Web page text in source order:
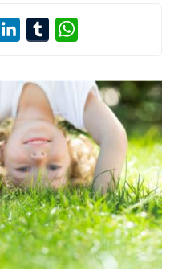
PinterestLinkedInTumblr